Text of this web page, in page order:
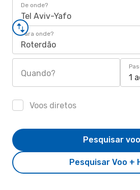
De onde?
Tel Aviv-Yafo
Para onde?
Roterdão
Quando? 1
Voos diretos
Pesquisar Voo +
Pesquisar